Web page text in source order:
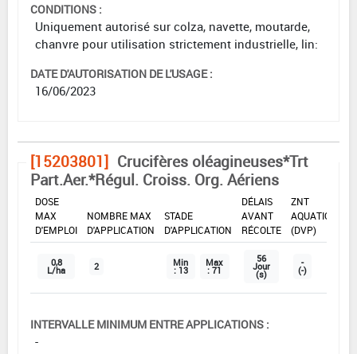
CONDITIONS :
Uniquement autorisé sur colza, navette, moutarde,
chanvre pour utilisation strictement industrielle, lin:
DATE D'AUTORISATION DE L'USAGE :
16/06/2023
[15203801] Crucifères oléagineuses*Trt
Part.Aer.*Régul. Croiss. Org. Aériens
DOSE
MAX
D'EMPLOI
NOMBRE MAX
D'APPLICATION
STADE
D'APPLICATION
DÉLAIS
AVANT
RÉCOLTE
ZNT
AQUATIQUE
(DVP)
0,8
L/ha 2 Min
: 13
Max
: 71
56
Jour
(s)
-
(-)
INTERVALLE MINIMUM ENTRE APPLICATIONS :
-